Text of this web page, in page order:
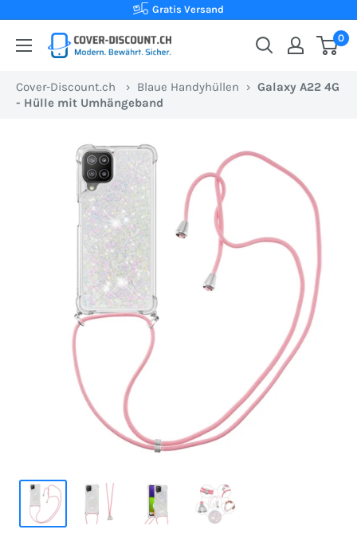
Inhalt
Kauf auf Rechnung
Cover-
Ihr
Onlineshop
Schweiz
Schutzhüllen
0
Cover-Discount.ch › Blaue Handyhüllen › Galaxy A22 4G
- Hülle mit Umhängeband